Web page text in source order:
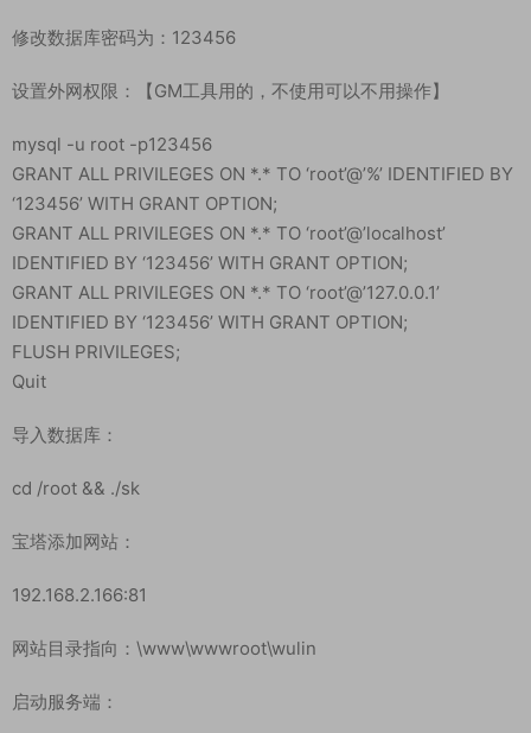
yum install -y libxml2.so.2
yum install -y libstdc++.so.5
yum install -y psmisc
修改数据库密码为：123456
设置外网权限：【GM工具用的，不使用可以不用操作】
GRANT ALL PRIVILEGES ON *.* TO ‘root’@’%’ IDENTIFIED BY
‘123456’ WITH GRANT OPTION;
GRANT ALL PRIVILEGES ON *.* TO ‘root’@’localhost’
IDENTIFIED BY ‘123456’ WITH GRANT OPTION;
IDENTIFIED BY ‘123456’ WITH GRANT OPTION;
Quit
导入数据库：
cd /root && ./sk
宝塔添加网站：